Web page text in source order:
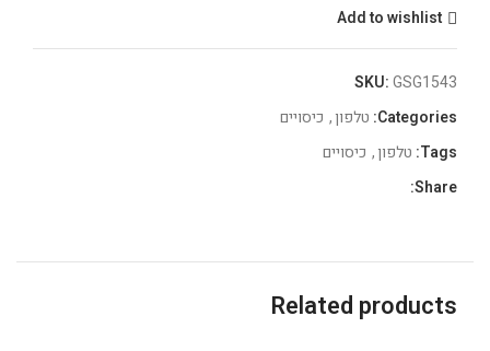
Add to wishlist
SKU:GSG1543
Categories: טלפון, כיסויים
Tags: טלפון, כיסויים
Share:
Related products